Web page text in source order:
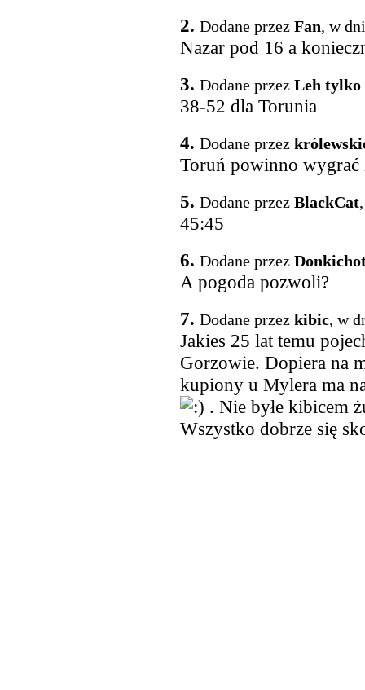
2. Dodane przez Fan, w
Nazar pod 16 a
3. Dodane przez Leh tylko
38-52 dla Torunia
4. Dodane przez
Toruń powinno wygrać
5. Dodane przez BlackCat
45:45
6. Dodane przez
A pogoda pozwoli?
7. Dodane przez kibic, w
Jakies 25 lat temu
Gorzowie. Dopiera na
kupiony u Mylera ma
. Nie byłe kibicem
Wszystko dobrze się